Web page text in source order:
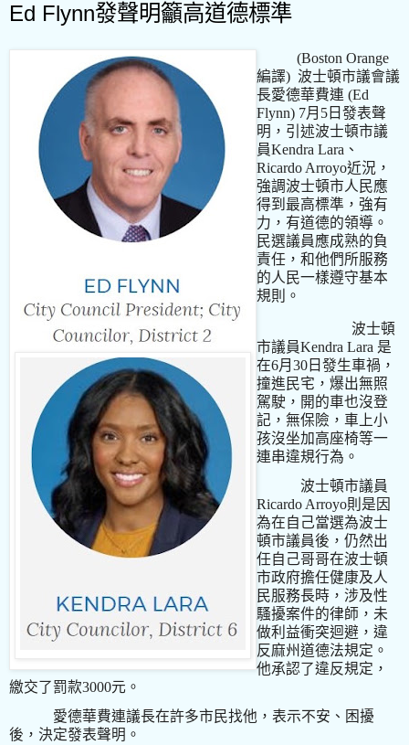
Ed Flynn發聲明籲高道德標準
(Boston Orange
編譯) 波士頓市議會議
長愛德華費連 (Ed
Flynn) 7月 5 日發表聲
明，引述波士頓市議
員Kendra Lara 、
Ricardo Arroyo近況，
強調波士頓市人民應
得到最高標準，強有
力，有道德的領導。
民選議員應成熟的負
責任，和他們所服務
的人民一樣遵守基本
規則。
波士頓
市議員Kendra Lara 是
在6月 30 日發生車禍，
撞進民宅，爆出無照
駕駛，開的車也沒登
記，無保險，車上小
孩沒坐加高座椅等一
連串違規行為。
波士頓市議員
Ricardo Arroyo則是因
為在自己當選為波士
頓市議員後，仍然出
任自己哥哥在波士頓
市政府擔任健康及人
民服務長時，涉及性
騷擾案件的律師，未
做利益衝突迴避，違
反麻州道德法規定。
他承認了違反規定，
繳交了罰款3000元。
愛德華費連議長在許多市民找他，表示不安、困擾
後，決定發表聲明。